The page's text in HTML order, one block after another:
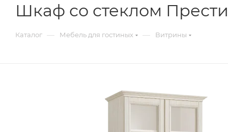
Шкаф со стеклом
Каталог — Мебель для гостиных — Витрины